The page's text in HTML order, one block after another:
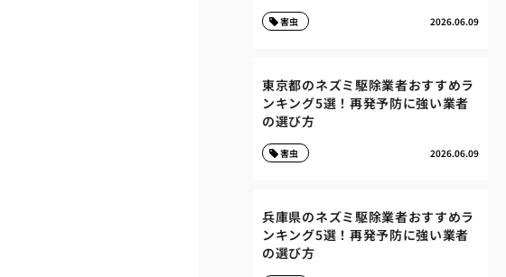
2026.06.09
害虫
東京都のネズミ駆除業者おすすめラ
ンキング5選！再発予防に強い業者
の選び方
2026.06.09
害虫
兵庫県のネズミ駆除業者おすすめラ
ンキング5選！再発予防に強い業者
の選び方